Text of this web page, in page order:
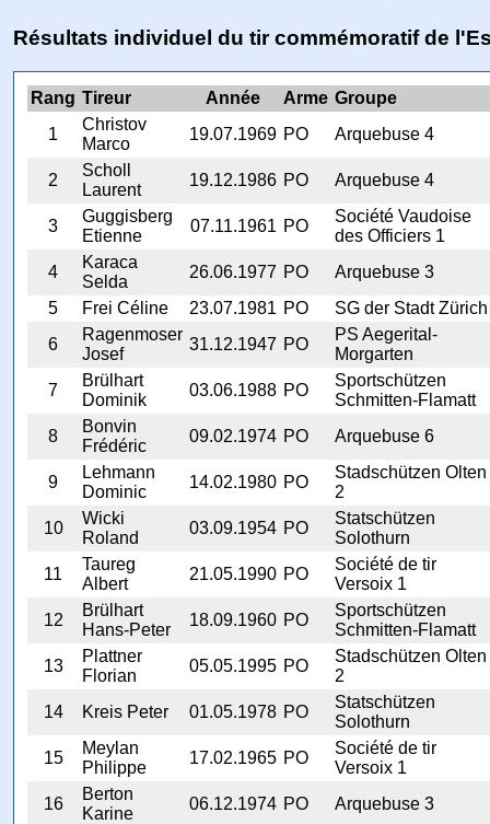
Résultats individuel du tir commémoratif de
Rang Tireur Année Arme Groupe
1
Christov
Marco
19.07.1969 PO Arquebuse 4
2
Scholl
Laurent
19.12.1986 PO Arquebuse 4
3
Guggisberg
Etienne
07.11.1961 PO
Société Vaudoise
des Officiers 1
4
Karaca
Selda
26.06.1977 PO
Arquebuse 3
5
Frei Céline 23.07.1981 PO
SG der Stadt Zürich
6
Ragenmoser
Josef
31.12.1947 PO
PS Aegerital-
Morgarten
7
Brülhart
Dominik
03.06.1988 PO
Sportschützen
Schmitten-Flamatt
8
Bonvin
Frédéric
09.02.1974 PO Arquebuse 6
9
Lehmann
Dominic
14.02.1980 PO
Stadschützen Olten
2
10
Wicki
Roland
03.09.1954 PO
Statschützen
Solothurn
11
Taureg
Albert
21.05.1990 PO
Société de tir
Versoix 1
12
Brülhart
Hans-Peter
18.09.1960 PO
Sportschützen
Schmitten-Flamatt
13
Plattner
Florian
05.05.1995 PO
Stadschützen Olten
2
14
Kreis Peter 01.05.1978 PO
Statschützen
Solothurn
15
Meylan
Philippe
17.02.1965 PO
Société de tir
Versoix 1
16
Berton
Karine
06.12.1974 PO Arquebuse 3